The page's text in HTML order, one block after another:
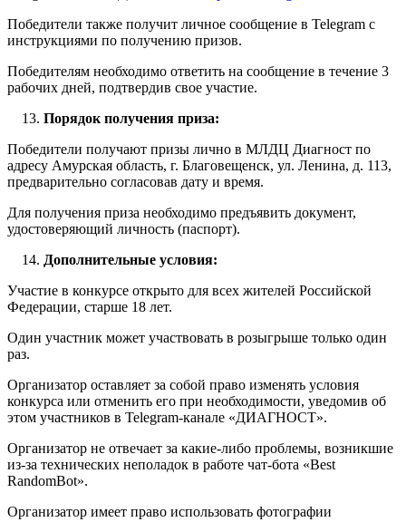
Победители также получит личное сообщение в Telegram с
инструкциями по получению призов.
Победителям необходимо ответить на сообщение в течение 3
рабочих дней, подтвердив свое участие.
Порядок получения приза:
Победители получают призы лично в МЛДЦ Диагност по
адресу Амурская область, г. Благовещенск, ул. Ленина, д. 113,
предварительно согласовав дату и время.
Для получения приза необходимо предъявить документ,
удостоверяющий личность (паспорт).
Дополнительные условия:
Участие в конкурсе открыто для всех жителей Российской
Федерации, старше 18 лет.
Один участник может участвовать в розыгрыше только один
раз.
Организатор оставляет за собой право изменять условия
конкурса или отменить его при необходимости, уведомив об
этом участников в Telegram-канале «ДИАГНОСТ».
Организатор не отвечает за какие-либо проблемы, возникшие
из-за технических неполадок в работе чат-бота «Best
RandomBot».
Организатор имеет право использовать фотографии